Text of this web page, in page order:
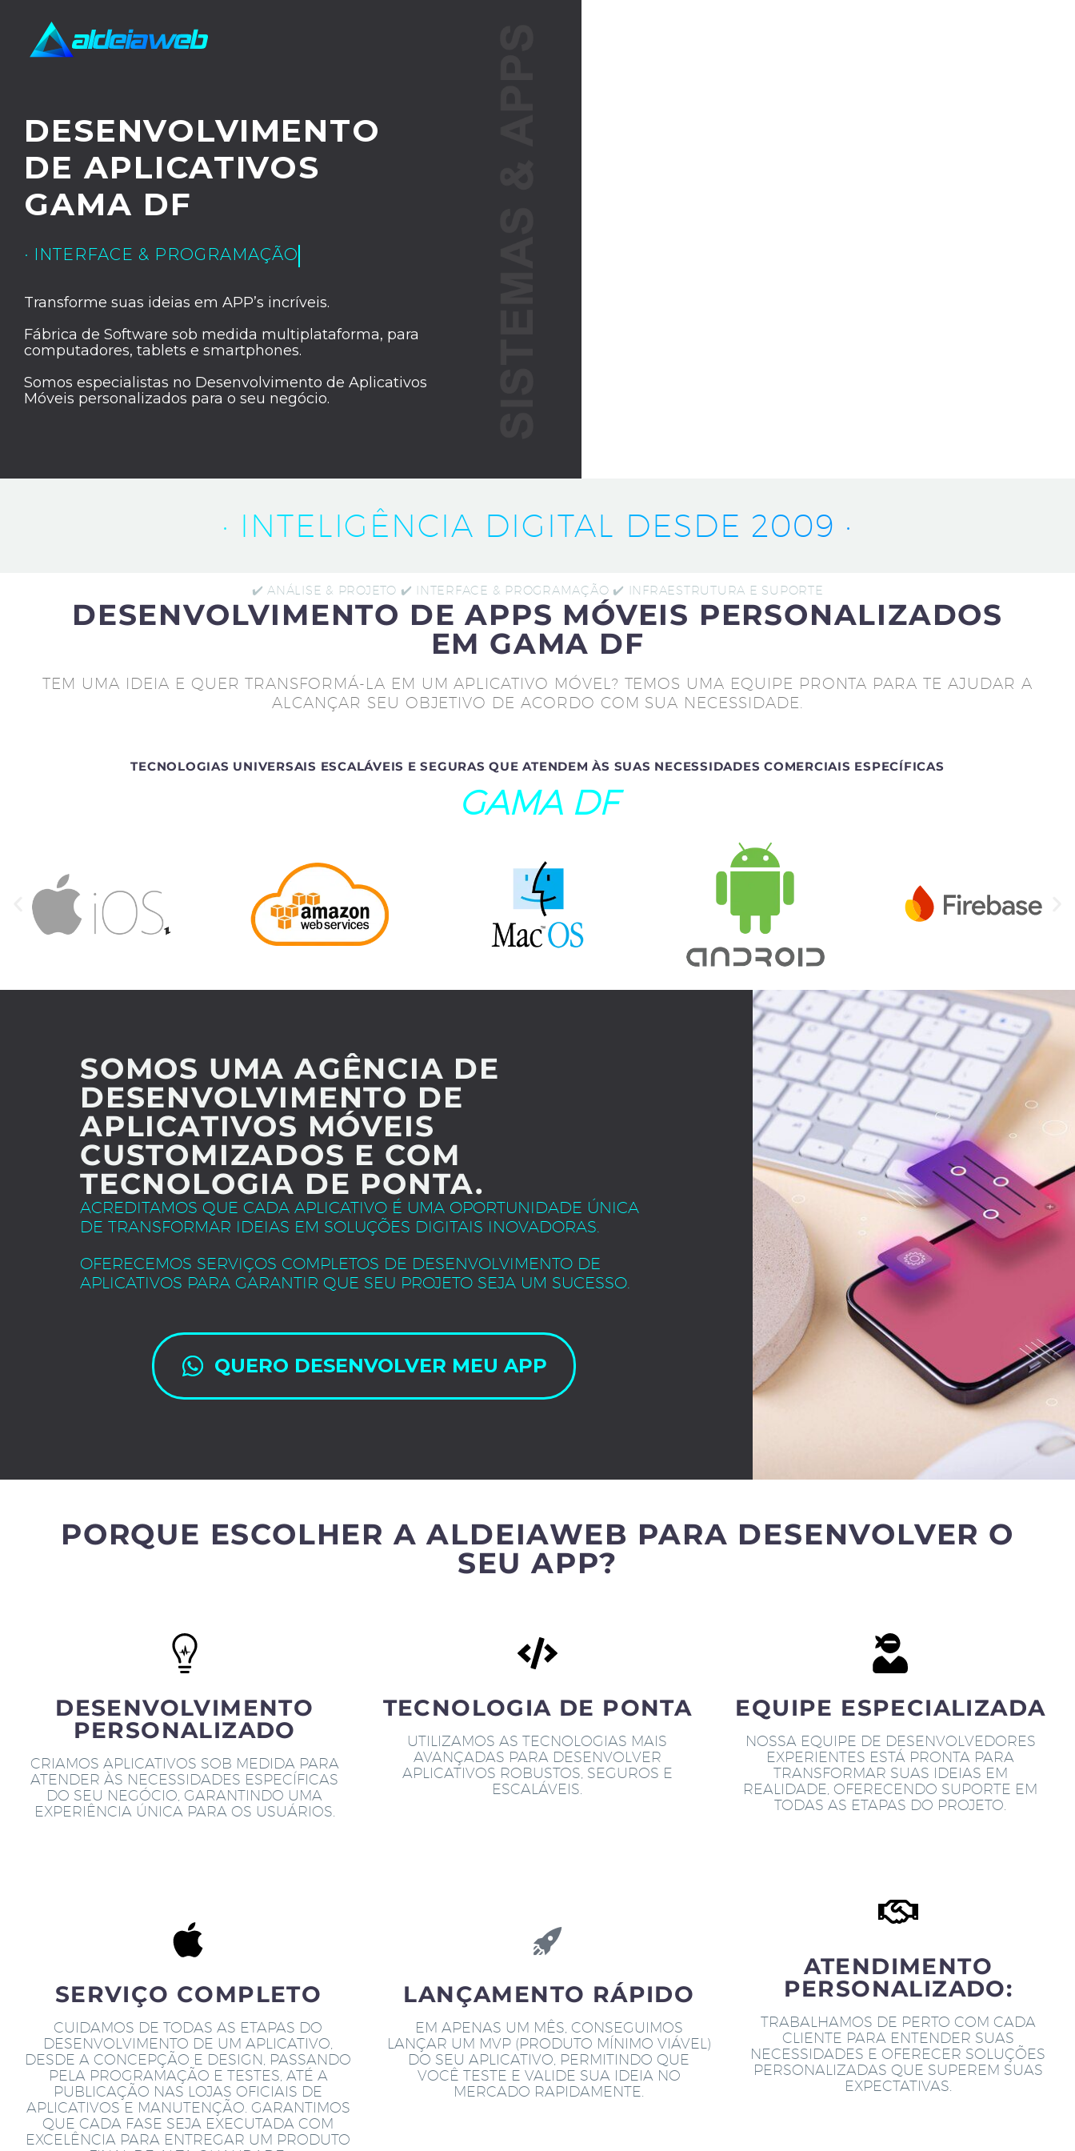
DESENVOLVIMENTO
DE APLICATIVOS
GAMA DF
· INTERFACE & PROGRAMAÇÃO
Transforme suas ideias em APP’s incríveis.
Fábrica de Software sob medida multiplataforma, para
computadores, tablets e smartphones.
Somos especialistas no Desenvolvimento de Aplicativos
Móveis personalizados para o seu negócio.
· INTELIGÊNCIA DIGITAL DESDE 2009 ·
✔️ ANÁLISE & PROJETO ✔️ INTERFACE & PROGRAMAÇÃO ✔️ INFRAESTRUTURA E SUPORTE
DESENVOLVIMENTO DE APPS MÓVEIS PERSONALIZADOS
EM GAMA DF
TEM UMA IDEIA E QUER TRANSFORMÁ-LA EM UM APLICATIVO MÓVEL? TEMOS UMA EQUIPE PRONTA PARA TE AJUDAR A
ALCANÇAR SEU OBJETIVO DE ACORDO COM SUA NECESSIDADE.
TECNOLOGIAS UNIVERSAIS ESCALÁVEIS E SEGURAS QUE ATENDEM ÀS SUAS NECESSIDADES COMERCIAIS ESPECÍFICAS
GAMA DF
SOMOS UMA AGÊNCIA DE
DESENVOLVIMENTO DE
APLICATIVOS MÓVEIS
CUSTOMIZADOS E COM
TECNOLOGIA DE PONTA.
ACREDITAMOS QUE CADA APLICATIVO É UMA OPORTUNIDADE ÚNICA
DE TRANSFORMAR IDEIAS EM SOLUÇÕES DIGITAIS INOVADORAS.
OFERECEMOS SERVIÇOS COMPLETOS DE DESENVOLVIMENTO DE
APLICATIVOS PARA GARANTIR QUE SEU PROJETO SEJA UM SUCESSO.
QUERO DESENVOLVER MEU APP
PORQUE ESCOLHER A ALDEIAWEB PARA DESENVOLVER O
SEU APP?
DESENVOLVIMENTO
PERSONALIZADO
CRIAMOS APLICATIVOS SOB MEDIDA PARA
ATENDER ÀS NECESSIDADES ESPECÍFICAS
DO SEU NEGÓCIO, GARANTINDO UMA
EXPERIÊNCIA ÚNICA PARA OS USUÁRIOS.
TECNOLOGIA DE PONTA
UTILIZAMOS AS TECNOLOGIAS MAIS
AVANÇADAS PARA DESENVOLVER
APLICATIVOS ROBUSTOS, SEGUROS E
ESCALÁVEIS.
EQUIPE ESPECIALIZADA
NOSSA EQUIPE DE DESENVOLVEDORES
EXPERIENTES ESTÁ PRONTA PARA
TRANSFORMAR SUAS IDEIAS EM
REALIDADE, OFERECENDO SUPORTE EM
TODAS AS ETAPAS DO PROJETO.
SERVIÇO COMPLETO
CUIDAMOS DE TODAS AS ETAPAS DO
DESENVOLVIMENTO DE UM APLICATIVO,
DESDE A CONCEPÇÃO E DESIGN, PASSANDO
PELA PROGRAMAÇÃO E TESTES, ATÉ A
PUBLICAÇÃO NAS LOJAS OFICIAIS DE
APLICATIVOS E MANUTENÇÃO. GARANTIMOS
QUE CADA FASE SEJA EXECUTADA COM
EXCELÊNCIA PARA ENTREGAR UM PRODUTO
LANÇAMENTO RÁPIDO
EM APENAS UM MÊS, CONSEGUIMOS
LANÇAR UM MVP (PRODUTO MÍNIMO VIÁVEL)
DO SEU APLICATIVO, PERMITINDO QUE
VOCÊ TESTE E VALIDE SUA IDEIA NO
MERCADO RAPIDAMENTE.
ATENDIMENTO
PERSONALIZADO:
TRABALHAMOS DE PERTO COM CADA
CLIENTE PARA ENTENDER SUAS
NECESSIDADES E OFERECER SOLUÇÕES
PERSONALIZADAS QUE SUPEREM SUAS
EXPECTATIVAS.